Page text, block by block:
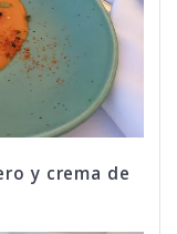
y crema de